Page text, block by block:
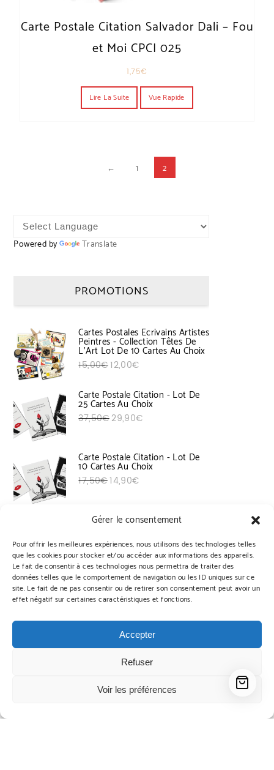
Gérer le consentement
Pour offrir les meilleures expériences, nous utilisons des technologies telles
que les cookies pour stocker et/ou accéder aux informations des appareils.
Le fait de consentir à ces technologies nous permettra de traiter des
données telles que le comportement de navigation ou les ID uniques sur ce
site. Le fait de ne pas consentir ou de retirer son consentement peut avoir un
effet négatif sur certaines caractéristiques et fonctions.
Accepter
Refuser
Voir les préférences
Carte Postale Citation Salvador Dali – Fou
et Moi CPCI 025
1,75€
Lire La Suite Vue Rapide
← 1 2
Powered by Translate
PROMOTIONS
Cartes Postales Ecrivains Artistes
Peintres - Collection Têtes De
L'Art Lot De 10 Cartes Au Choix
15,00€Le prix initial était : 15,00€.
12,00€Le prix actuel est : 12,00€.
Carte Postale Citation - Lot De
25 Cartes Au Choix
37,50€Le prix initial était : 37,50€.
29,90€Le prix actuel est : 29,90€.
Carte Postale Citation - Lot De
10 Cartes Au Choix
17,50€Le prix initial était : 17,50€.
14,90€Le prix actuel est : 14,90€.
Qui sommes nous? Livraisons
Conditions générales de vente
Politique de confidentialité
Contact Instagram